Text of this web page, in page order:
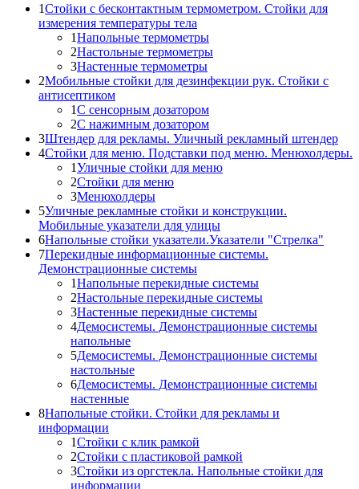
1Стойки с бесконтактным термометром. Стойки для
измерения температуры тела
1Напольные термометры
2Настольные термометры
3Настенные термометры
2Мобильные стойки для дезинфекции рук. Стойки с
антисептиком
1С сенсорным дозатором
2С нажимным дозатором
3Штендер для рекламы. Уличный рекламный штендер
4Стойки для меню. Подставки под меню. Менюхолдеры.
1Уличные стойки для меню
2Стойки для меню
3Менюхолдеры
5Уличные рекламные стойки и конструкции.
Мобильные указатели для улицы
6Напольные стойки указатели.Указатели "Стрелка"
7Перекидные информационные системы.
Демонстрационные системы
1Напольные перекидные системы
2Настольные перекидные системы
3Настенные перекидные системы
4Демосистемы. Демонстрационные системы
напольные
5Демосистемы. Демонстрационные системы
настольные
6Демосистемы. Демонстрационные системы
настенные
8Напольные стойки. Стойки для рекламы и
информации
1Стойки с клик рамкой
2Стойки с пластиковой рамкой
3Стойки из оргстекла. Напольные стойки для
информации